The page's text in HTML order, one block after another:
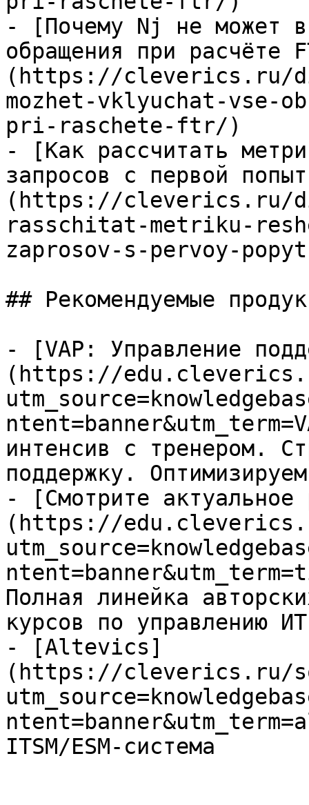
- [Почему Nj не может
обращения при расчёте
(https://cleverics.ru/
mozhet-vklyuchat-vse-
pri-raschete-ftr/)
- [Как рассчитать
запросов с первой
(https://cleverics.ru/
rasschitat-metriku-
zaprosov-s-pervoy-
## Рекомендуемые
- [VAP: Управление
(https://
интенсив с тренером.
поддержку.
- [Смотрите актуальное
(https://
Полная линейка
курсов по управлению ИТ
- [Altevics]
(https://cleverics.ru/
ITSM/ESM-система